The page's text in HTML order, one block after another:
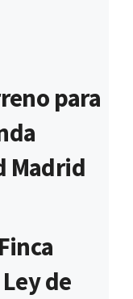
para
Madrid
de